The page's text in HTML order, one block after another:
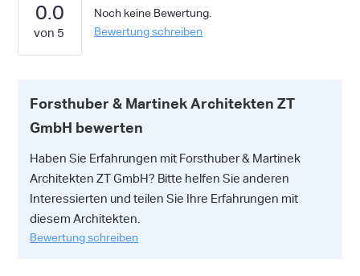
0.0
Noch keine Bewertung.
Bewertung schreiben
Forsthuber & Martinek Architekten ZT
GmbH bewerten
Haben Sie Erfahrungen mit Forsthuber & Martinek
Architekten ZT GmbH? Bitte helfen Sie anderen
Interessierten und teilen Sie Ihre Erfahrungen mit
diesem Architekten.
Bewertung schreiben